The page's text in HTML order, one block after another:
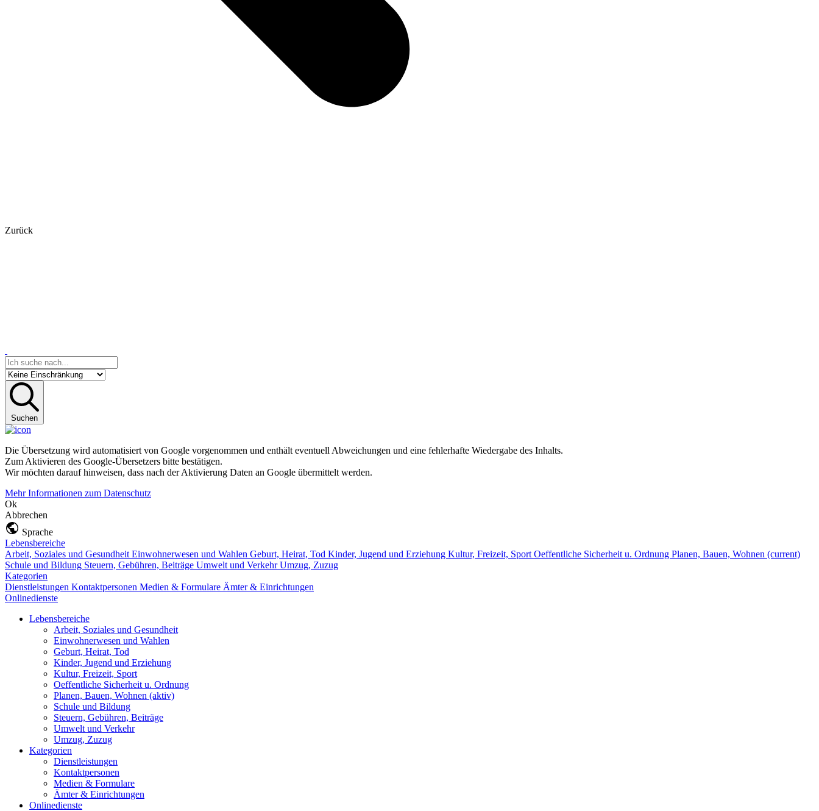
Zurück
Suchen
Die Übersetzung wird automatisiert von Google vorgenommen und enthält eventuell Abweichungen und eine fehlerhafte Wiedergabe des Inhalts.
Zum Aktivieren des Google-Übersetzers bitte bestätigen.
Wir möchten darauf hinweisen, dass nach der Aktivierung Daten an Google übermittelt werden.
Mehr Informationen zum Datenschutz
Ok
Abbrechen
Sprache
Lebensbereiche
Arbeit, Soziales und Gesundheit Einwohnerwesen und Wahlen Geburt, Heirat, Tod Kinder, Jugend und Erziehung Kultur, Freizeit, Sport Oeffentliche Sicherheit u. Ordnung Planen, Bauen, Wohnen (current)
Schule und Bildung Steuern, Gebühren, Beiträge Umwelt und VerkehrUmzug, Zuzug
Kategorien
Dienstleistungen Kontaktpersonen Medien & Formulare Ämter & Einrichtungen
Onlinedienste
Lebensbereiche
Arbeit, Soziales und Gesundheit
Einwohnerwesen und Wahlen
Geburt, Heirat, Tod
Kinder, Jugend und Erziehung
Kultur, Freizeit, Sport
Oeffentliche Sicherheit u. Ordnung
Planen, Bauen, Wohnen (aktiv)
Schule und Bildung
Steuern, Gebühren, Beiträge
Umwelt und Verkehr
Umzug, Zuzug
Kategorien
Dienstleistungen
Kontaktpersonen
Medien & Formulare
Ämter & Einrichtungen
Onlinedienste